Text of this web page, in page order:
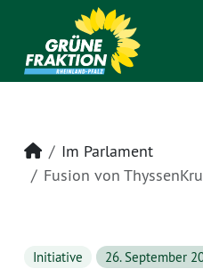
Startseite
Im Parlament
Fusion von
Initiative
26. September